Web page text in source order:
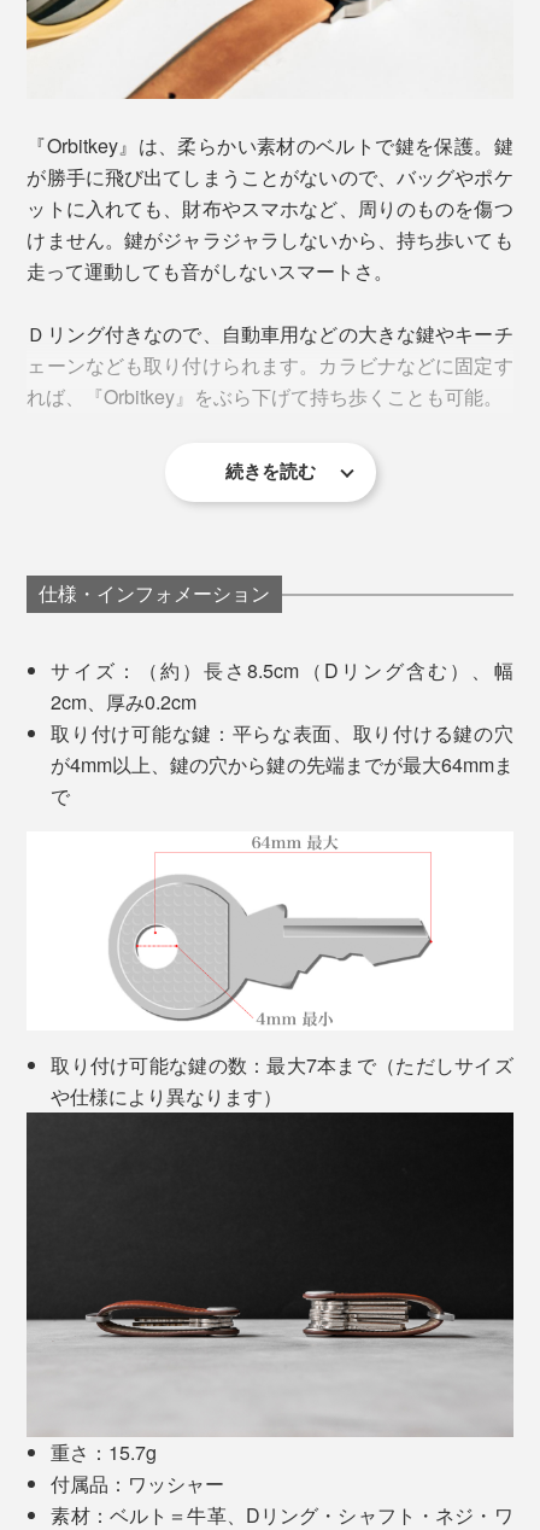
※この写真で購入できる商品 多機能ツール／
んだり、鍵が外れたりすることはありません。利き手に
関係なく、どちら側からも鍵を取り出せるユニバーサル
デザインを実現。慣れれば片手で操作できるのも魅力で
す。
ジャラジャラしている鍵束も、スッキリ収まる
取り付け方は、『Orbitkey』 に鍵を入れ、ネジを締める
だけ。最後にお手持ちの硬貨を使って調節、ロックしま
す。
厚みを調整するワッシャーは2個付属。1個はあらかじめ
ベルトのネジ部分に装着されています。鍵が少ない場合
※2個目のワッシャーは、湾曲している方が鍵側になるよ
うに装着します
。
『Orbitkey』は、柔らかい素材のベルトで鍵を保護。鍵
が勝手に飛び出てしまうことがないので、バッグやポケ
ットに入れても、財布やスマホなど、周りのものを傷つ
けません。鍵がジャラジャラしないから、持ち歩いても
走って運動しても音がしないスマートさ。
Ｄリング付きなので、自動車用などの大きな鍵やキーチ
ェーンなども取り付けられます。カラビナなどに固定す
れば、『Orbitkey』をぶら下げて持ち歩くことも可能。
Orbitkey マルチツール
を取り付ければ、栓抜き
使えるガジェットホルダーとしても活躍します。
続きを読む
仕様・インフォメーション
サイズ：（約）長さ8.5cm（Dリング含む）、幅
2cm、厚み0.2cm
取り付け可能な鍵：平らな表面、取り付ける鍵の穴
が4mm以上、鍵の穴から鍵の先端までが最大64mmま
で
取り付け可能な鍵の数：最大7本まで（ただしサイズ
や仕様により異なります）
重さ：15.7g
付属品：ワッシャー
素材：ベルト＝牛革、Dリング・シャフト・ネジ・ワ